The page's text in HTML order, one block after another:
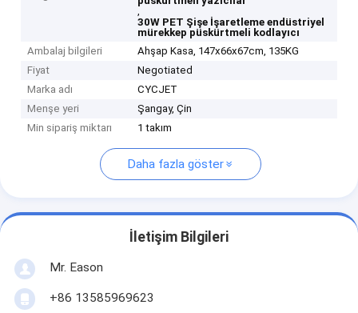
,
30W PET Şişe İşaretleme endüstriyel
mürekkep püskürtmeli kodlayıcı
Ambalaj bilgileri
Ahşap Kasa, 147x66x67cm, 135KG
Fiyat
Negotiated
Marka adı
CYCJET
Menşe yeri
Şangay, Çin
Min sipariş miktarı
1 takım
Daha fazla göster
İletişim Bilgileri
Mr. Eason
+86 13585969623